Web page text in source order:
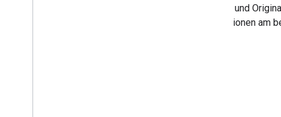
Qualität und
Rezensionen am